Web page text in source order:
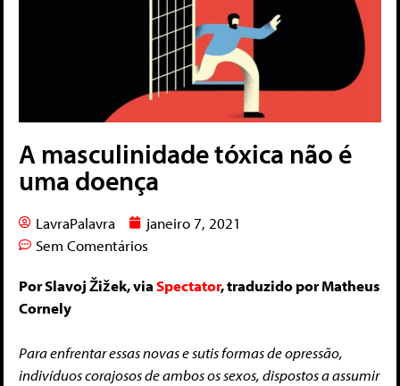
A masculinidade tóxica não é
uma doença
LavraPalavra
janeiro 7, 2021
Sem Comentários
Por Slavoj Žižek, viaSpectator, traduzido por Matheus
Cornely
Para enfrentar essas novas e sutis formas de opressão,
indivíduos corajosos de ambos os sexos, dispostos a assumir